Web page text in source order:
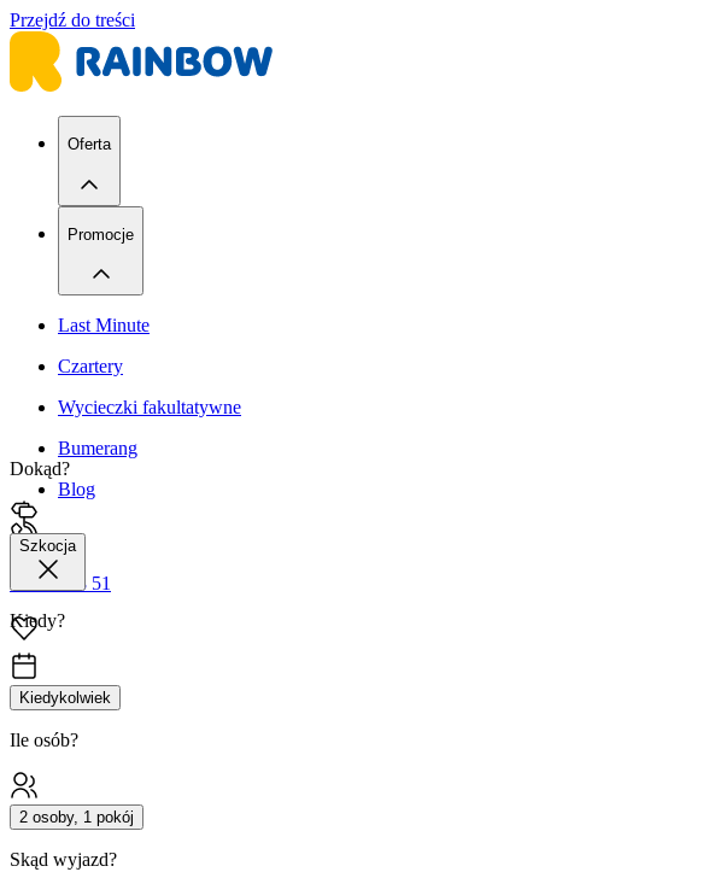
Przejdź do treści
Oferta
Promocje
Last Minute
Czartery
Wycieczki fakultatywne
Bumerang
Blog
42 680 38 51
Dokąd?
Szkocja
Kiedy?
Kiedykolwiek
Ile osób?
2 osoby, 1 pokój
Skąd wyjazd?